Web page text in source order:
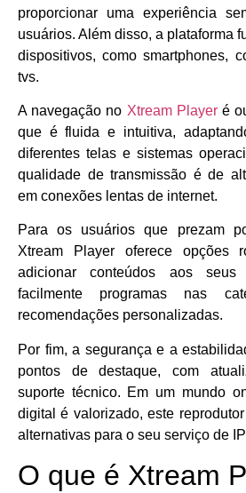
proporcionar uma experiência
usuários. Além disso, a plataforma
dispositivos, como smartphones,
tvs.
A navegação no Xtream Playeré
que é fluida e intuitiva,
diferentes telas e sistemas
qualidade de transmissão é de
em conexões lentas de internet.
Para os usuários que prezam
Xtream Player oferece opções
adicionar conteúdos aos seus
facilmente programas nas
recomendações personalizadas.
Por fim, a segurança e a
pontos de destaque, com
suporte técnico. Em um mundo
digital é valorizado, este
alternativas para o seu serviço de
O que é Xtream